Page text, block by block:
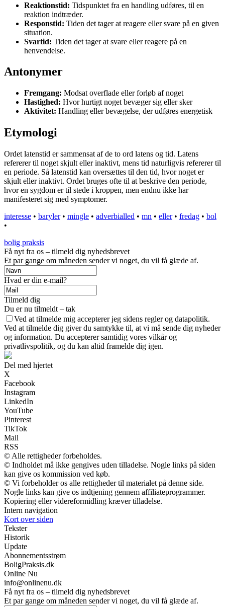
Reaktionstid: Tidspunktet fra en handling udføres, til en
reaktion indtræder.
Responstid: Tiden det tager at reagere eller svare på en given
situation.
Svartid: Tiden det tager at svare eller reagere på en
henvendelse.
Antonymer
Fremgang: Modsat overflade eller forløb af noget
Hastighed: Hvor hurtigt noget bevæger sig eller sker
Aktivitet: Handling eller bevægelse, der udføres energetisk
Etymologi
Ordet latenstid er sammensat af de to ord latens og tid. Latens
refererer til noget skjult eller inaktivt, mens tid naturligvis refererer til
en periode. Så latenstid kan oversættes til den tid, hvor noget er
skjult eller inaktivt. Ordet bruges ofte til at beskrive den periode,
hvor en sygdom er til stede i kroppen, men endnu ikke har
manifesteret sig med symptomer.
interesse • baryler• mingle • adverbialled • mn • eller• fredag • bol
•
bolig praksis
Få nyt fra os – tilmeld dig nyhedsbrevet
Et par gange om måneden sender vi noget, du vil få glæde af.
Hvad er din e-mail?
Tilmeld dig
Du er nu tilmeldt – tak
Ved at tilmelde mig accepterer jeg sidens regler og datapolitik.
Ved at tilmelde dig giver du samtykke til, at vi må sende dig nyheder
og information. Du accepterer samtidig vores vilkår og
privatlivspolitik, og du kan altid framelde dig igen.
Del med hjertet
X
Facebook
Instagram
LinkedIn
YouTube
Pinterest
TikTok
Mail
RSS
© Alle rettigheder forbeholdes.
© Indholdet må ikke gengives uden tilladelse. Nogle links på siden
kan give os kommission ved køb.
© Vi forbeholder os alle rettigheder til materialet på denne side.
Nogle links kan give os indtjening gennem affiliateprogrammer.
Kopiering eller videreformidling kræver tilladelse.
Intern navigation
Kort over siden
Tekster
Historik
Update
Abonnementsstrøm
BoligPraksis.dk
Online Nu
info@onlinenu.dk
Få nyt fra os – tilmeld dig nyhedsbrevet
Et par gange om måneden sender vi noget, du vil få glæde af.